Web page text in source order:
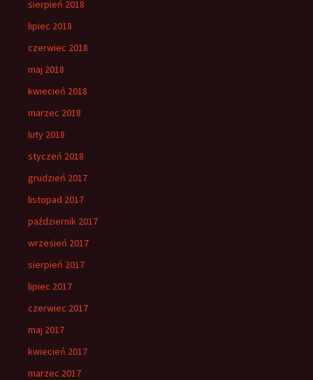
sierpień 2018
lipiec 2018
czerwiec 2018
maj 2018
kwiecień 2018
marzec 2018
luty 2018
styczeń 2018
grudzień 2017
listopad 2017
październik 2017
wrzesień 2017
sierpień 2017
lipiec 2017
czerwiec 2017
maj 2017
kwiecień 2017
marzec 2017